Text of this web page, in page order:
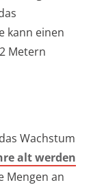
kann einen
Metern
Wachstum
alt werden
Mengen an